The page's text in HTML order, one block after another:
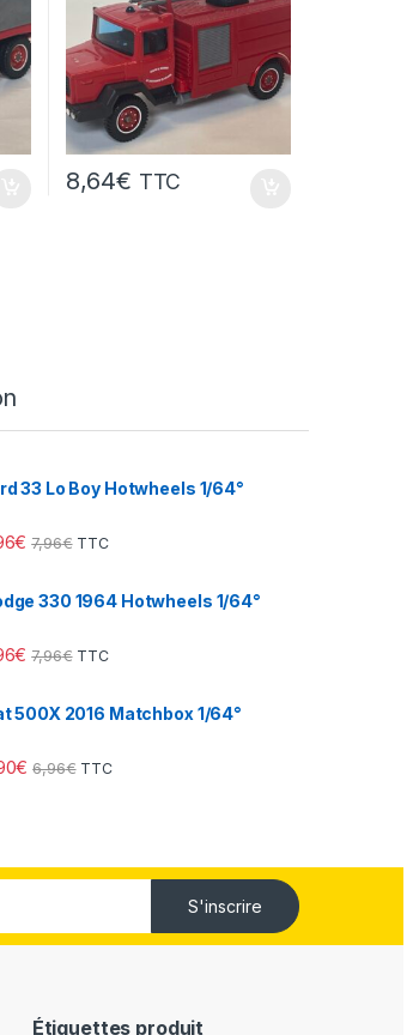
8,64€ TTC
33 Lo Boy Hotwheels 1/64°
€ 7,96€ TTC
330 1964 Hotwheels 1/64°
€ 7,96€ TTC
500X 2016 Matchbox 1/64°
€ 6,96€ TTC
S'inscrire
Étiquettes produit